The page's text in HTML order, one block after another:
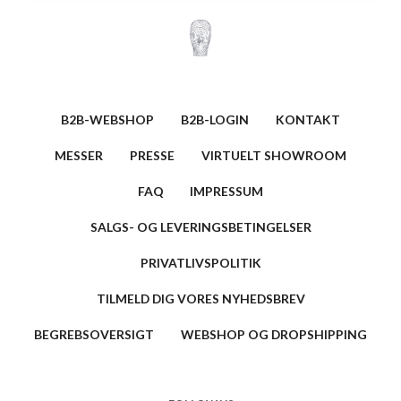
B2B-WEBSHOP B2B-LOGIN KONTAKT
MESSER PRESSE VIRTUELT SHOWROOM
FAQ IMPRESSUM
SALGS- OG LEVERINGSBETINGELSER
PRIVATLIVSPOLITIK
TILMELD DIG VORES NYHEDSBREV
BEGREBSOVERSIGT WEBSHOP OG DROPSHIPPING